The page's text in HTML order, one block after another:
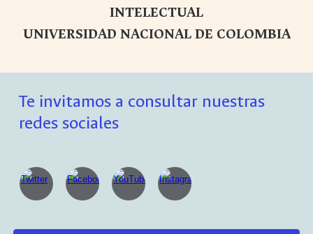
INTELECTUAL
UNIVERSIDAD NACIONAL DE COLOMBIA
Te invitamos a consultar nuestras
redes sociales